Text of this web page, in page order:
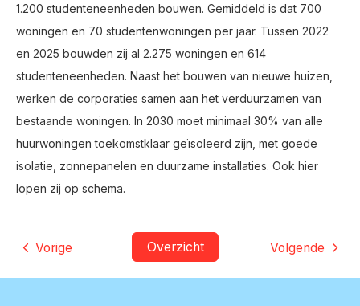
1.200 studenteneenheden bouwen. Gemiddeld is dat 700
woningen en 70 studentenwoningen per jaar. Tussen 2022
en 2025 bouwden zij al 2.275 woningen en 614
studenteneenheden. Naast het bouwen van nieuwe huizen,
werken de corporaties samen aan het verduurzamen van
bestaande woningen. In 2030 moet minimaal 30% van alle
huurwoningen toekomstklaar geïsoleerd zijn, met goede
isolatie, zonnepanelen en duurzame installaties. Ook hier
lopen zij op schema.
Volgende
Overzicht
Vorige